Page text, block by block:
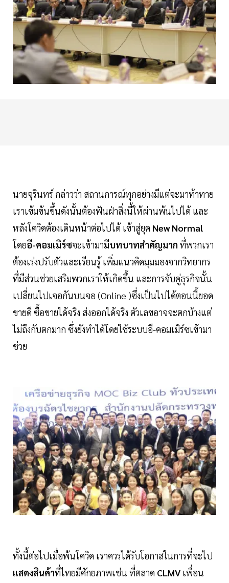
นายจุรินทร์ กล่าวว่า สถานการณ์ทุกอย่างมีแต่จะมาท้าทาย
เราเข้มข้นขึ้นดังนั้นต้องฟันฝ่าสิ่งนี้ให้ผ่านพ้นไปได้ และ
หลังโควิดต้องเดินหน้าต่อไปได้ เข้าสู่ยุค New Normal
โดยอี-คอมเมิร์ซจะเข้ามามีบทบาทสำคัญมาก ที่พวกเรา
ต้องเร่งปรับตัวและเรียนรู้ เพิ่มแนวคิดมุมมองจากวิทยากร
ที่มีส่วนช่วยเสริมพวกเราให้เกิดขึ้น และการจับคู่ธุรกิจนั้น
เปลี่ยนไปเจอกันบนจอ (Online )ซึ่งเป็นไปได้ตอนนี้ยอด
ขายดี ซื้อขายได้จริง ส่งออกได้จริง ตัวเลขอาจจะตกบ้างแต่
ไม่ถึงกับตกมาก ซึ่งยังทำได้โดยใช้ระบบอี-คอมเมิร์ซเข้ามา
ช่วย
ทั้งนี้ต่อไปเมื่อพ้นโควิด เราควรได้รับโอกาสในการที่จะไป
แสดงสินค้าที่ไทยมีศักยภาพเช่น ที่ตลาด CLMV เพื่อน